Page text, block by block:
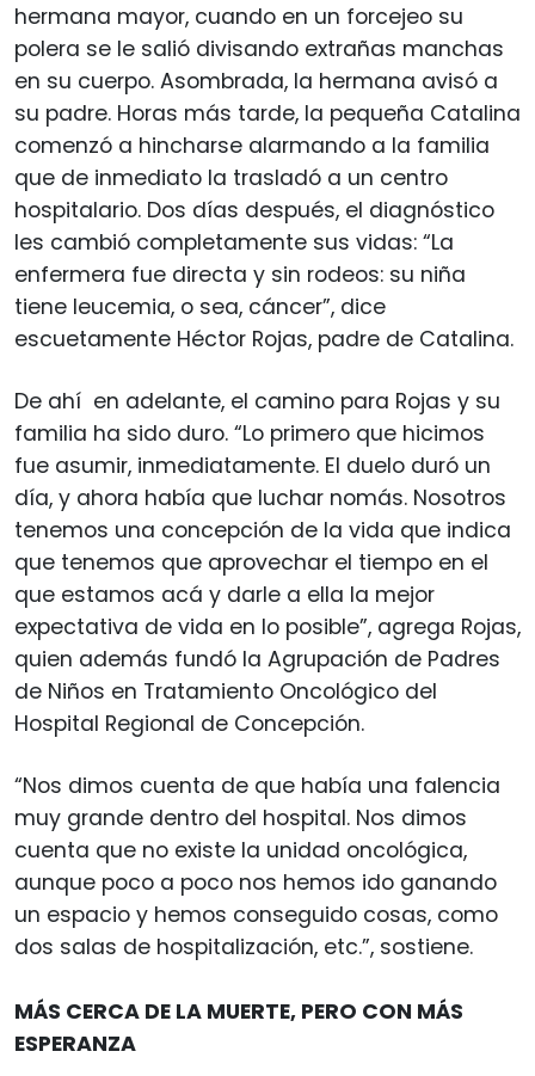
hermana mayor, cuando en un forcejeo su
polera se le salió divisando extrañas manchas
en su cuerpo. Asombrada, la hermana avisó a
su padre. Horas más tarde, la pequeña Catalina
comenzó a hincharse alarmando a la familia
que de inmediato la trasladó a un centro
hospitalario. Dos días después, el diagnóstico
les cambió completamente sus vidas: “La
enfermera fue directa y sin rodeos: su niña
tiene leucemia, o sea, cáncer”, dice
escuetamente Héctor Rojas, padre de Catalina.
De ahí en adelante, el camino para Rojas y su
familia ha sido duro. “Lo primero que hicimos
fue asumir, inmediatamente. El duelo duró un
día, y ahora había que luchar nomás. Nosotros
tenemos una concepción de la vida que indica
que tenemos que aprovechar el tiempo en el
que estamos acá y darle a ella la mejor
expectativa de vida en lo posible”, agrega Rojas,
quien además fundó la Agrupación de Padres
de Niños en Tratamiento Oncológico del
Hospital Regional de Concepción.
“Nos dimos cuenta de que había una falencia
muy grande dentro del hospital. Nos dimos
cuenta que no existe la unidad oncológica,
aunque poco a poco nos hemos ido ganando
un espacio y hemos conseguido cosas, como
dos salas de hospitalización, etc.”, sostiene.
MÁS CERCA DE LA MUERTE, PERO CON MÁS
ESPERANZA